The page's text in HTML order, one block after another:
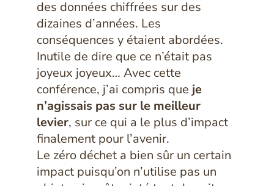
des données chiffrées sur des
dizaines d’années. Les
conséquences y étaient abordées.
Inutile de dire que ce n’était pas
joyeux joyeux… Avec cette
conférence, j’ai compris que je
n’agissais pas sur le meilleur
levier, sur ce qui a le plus d’impact
finalement pour l’avenir.
Le zéro déchet a bien sûr un certain
impact puisqu’on n’utilise pas un